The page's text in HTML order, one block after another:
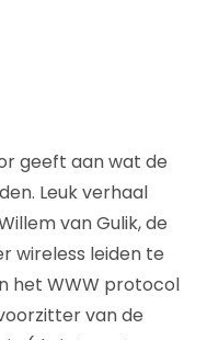
geeft aan wat de
Leuk verhaal
van Gulik, de
wireless leiden te
het WWW protocol
van de